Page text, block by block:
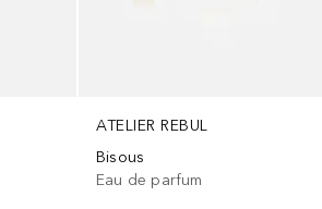
ATELIER REBUL
Bisous
Eau de parfum